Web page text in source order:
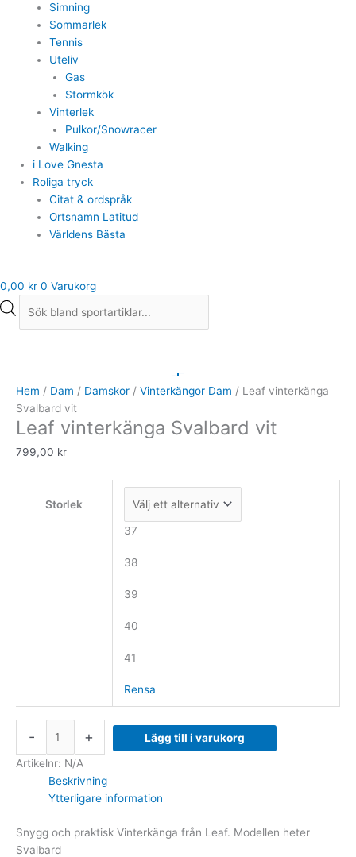
Simning
Sommarlek
Tennis
Uteliv
Gas
Stormkök
Vinterlek
Pulkor/Snowracer
Walking
i Love Gnesta
Roliga tryck
Citat & ordspråk
Ortsnamn Latitud
Världens Bästa
0,00 kr 0 Varukorg
Hem / Dam / Damskor / Vinterkängor Dam / Leaf vinterkänga
Svalbard vit
Leaf vinterkänga Svalbard vit
799,00 kr
Storlek
37
38
39
40
41
Rensa
-
Svalbard
vit
mängd
+ Lägg till i varukorg
Artikelnr: N/A
Beskrivning
Ytterligare information
Snygg och praktisk Vinterkänga från Leaf. Modellen heter
Svalbard